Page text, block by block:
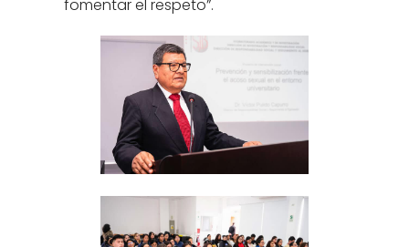
fomentar el respeto”.